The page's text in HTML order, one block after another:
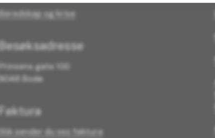
Beredskap og krise
Besøksadresse
Prinsens gate 100
8048 Bodø
Faktura
Slik sender du oss faktura